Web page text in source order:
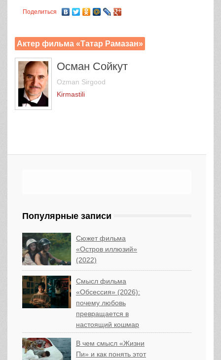
Поделиться
Актер фильма «Татар Рамазан»
Осман Сойкут
Ozman Sirgood
Kirmastili
Популярные записи
Сюжет фильма
«Остров иллюзий»
(2022)
Смысл фильма
«Обсессия» (2026):
почему любовь
превращается в
настоящий кошмар
В чем смысл «Жизни
Пи» и как понять этот